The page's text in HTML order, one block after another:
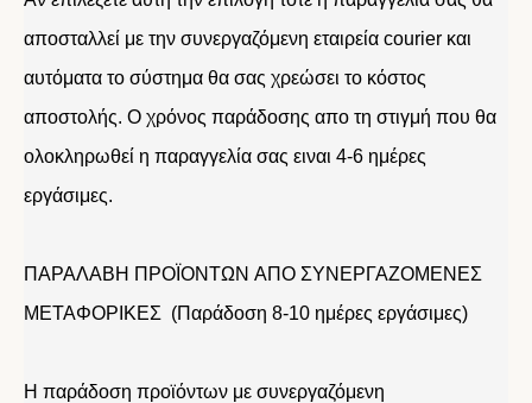
αποσταλλεί με την συνεργαζόμενη εταιρεία courier και
αυτόματα το σύστημα θα σας χρεώσει το κόστος
αποστολής. Ο χρόνος παράδοσης απο τη στιγμή που θα
ολοκληρωθεί η παραγγελία σας ειναι 4-6 ημέρες
εργάσιμες.
ΠΑΡΑΛΑΒΗ ΠΡΟΪΟΝΤΩΝ ΑΠΟ ΣΥΝΕΡΓΑΖΟΜΕΝΕΣ
ΜΕΤΑΦΟΡΙΚΕΣ (Παράδοση 8-10 ημέρες εργάσιμες)
Η παράδοση προϊόντων με συνεργαζόμενη